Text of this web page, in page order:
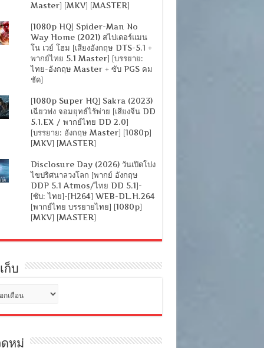
Master] [MKV] [MASTER]
[1080p HQ] Spider-Man No
Way Home (2021) สไปเดอร์แมน
โน เวย์ โฮม [เสียงอังกฤษ DTS-5.1 +
พากย์ไทย 5.1 Master] [บรรยาย:
ไทย-อังกฤษ Master + ซับ PGS คม
ชัด]
[1080p Super HQ] Sakra (2023)
เฉียวฟง จอมยุทธ์ไร้พ่าย [เสียงจีน DD
5.1.EX / พากย์ไทย DD 2.0]
[บรรยาย: อังกฤษ Master] [1080p]
[MKV] [MASTER]
Disclosure Day (2026) วันเปิดโปง
ไขปริศนาลวงโลก [พากย์ อังกฤษ
DDP 5.1 Atmos/ไทย DD 5.1]-
[ซับ: ไทย]-[H264] WEB-DL.H.264
[พากย์ไทย บรรยายไทย] [1080p]
[MKV] [MASTER]
ก็บ
หมู่